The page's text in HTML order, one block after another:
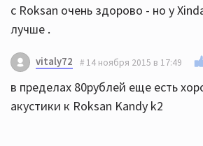
c Roksan очень здорово - но у
лучше .
vitaly72 14 ноября 2015 в 17:49
в пределах 80рублей еще есть
акустики к Roksan Kandy k2